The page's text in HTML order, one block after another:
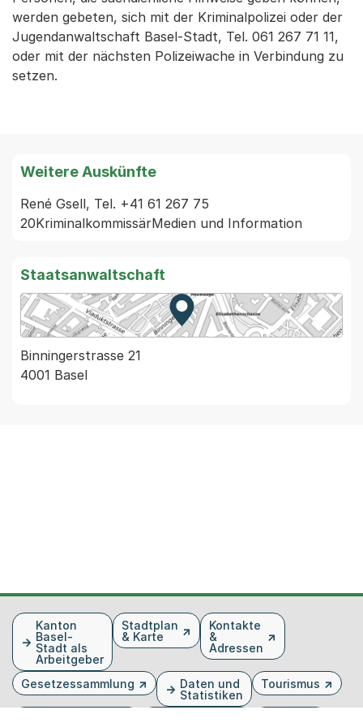
werden gebeten, sich mit der Kriminalpolizei oder der
Jugendanwaltschaft Basel-Stadt, Tel. 061 267 71 11,
oder mit der nächsten Polizeiwache in Verbindung zu
setzen.
Weitere Auskünfte
René Gsell, Tel. +41 61 267 75
20KriminalkommissärMedien und Information
Staatsanwaltschaft
Zur Karte von MapBS.
Externer Link, wird in einem
Binningerstrasse 21
4001 Basel
FusszeileKanton
Basel-
Stadt als
Arbeitgeber
Stadtplan
& Karte
Kontakte
&
Adressen
Gesetzessammlung
Daten und
Statistiken
Tourismus